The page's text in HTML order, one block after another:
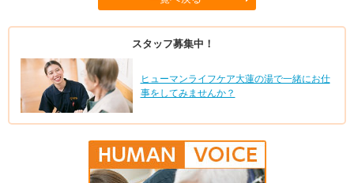
スタッフ募集中！
ヒューマンライフケア大蓮の湯で一緒にお仕
事をしてみませんか？